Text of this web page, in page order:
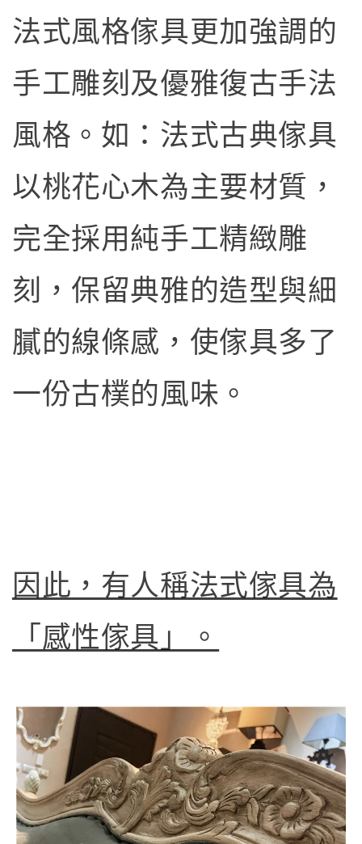
法式風格傢具更加強調的
手工雕刻及優雅復古手法
風格。如：法式古典傢具
以桃花心木為主要材質，
完全採用純手工精緻雕
刻，保留典雅的造型與細
膩的線條感，使傢具多了
一份古樸的風味。
因此，有人稱法式傢具為
「感性傢具」。